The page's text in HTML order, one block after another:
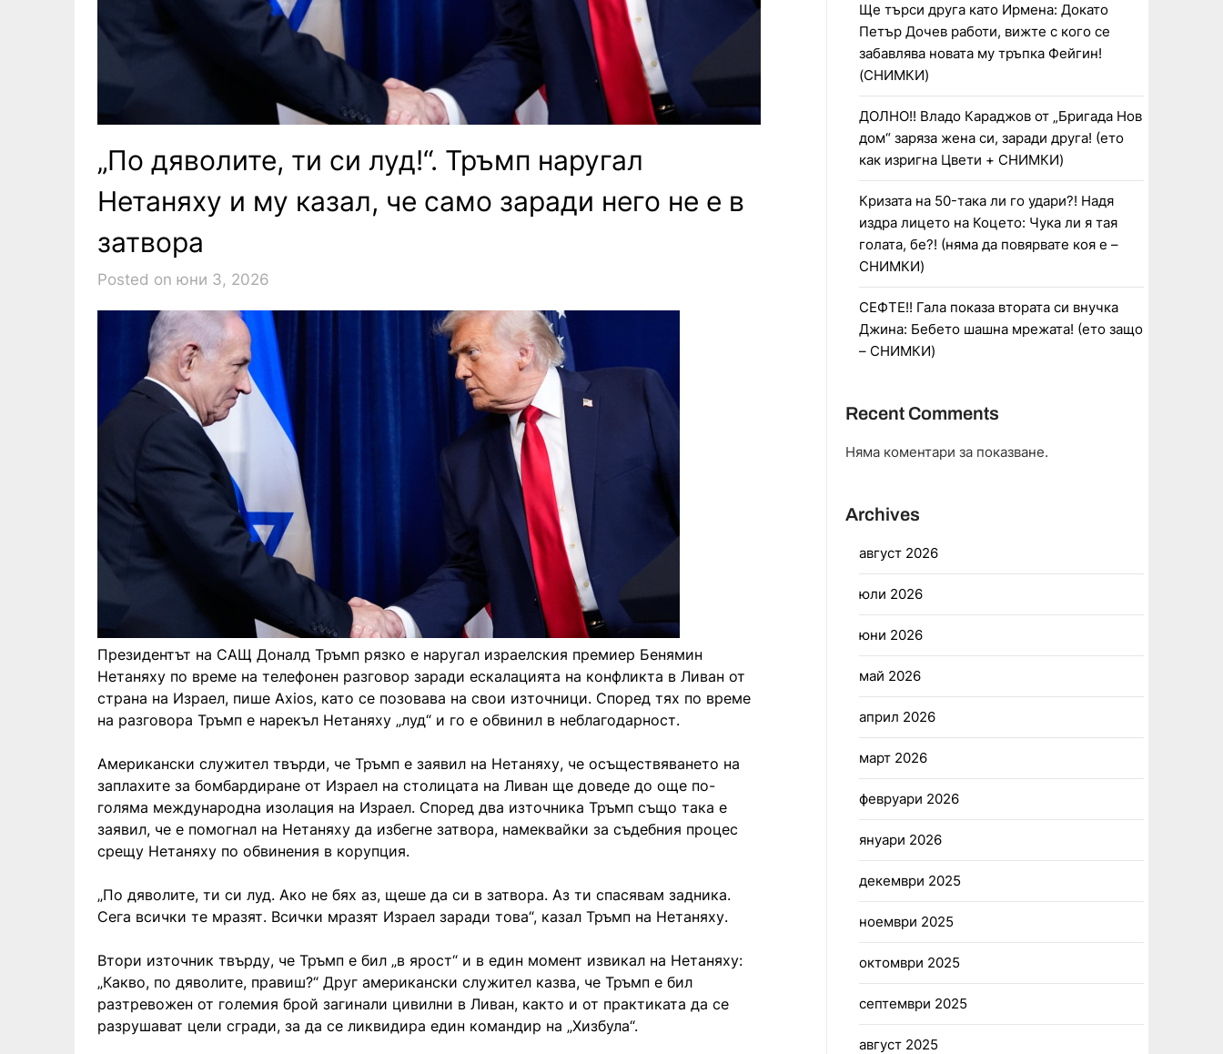
„По дяволите, ти си луд!“. Тръмп наругал
Нетаняху и му казал, че само заради него не е в
затвора
Posted on юни 3, 2026
Президентът на САЩ Доналд Тръмп рязко е наругал израелския премиер Бенямин
Нетаняху по време на телефонен разговор заради ескалацията на конфликта в Ливан от
страна на Израел, пише Axios, като се позовава на свои източници. Според тях по време
на разговора Тръмп е нарекъл Нетаняху „луд“ и го е обвинил в неблагодарност.
Американски служител твърди, че Тръмп е заявил на Нетаняху, че осъществяването на
заплахите за бомбардиране от Израел на столицата на Ливан ще доведе до още по-
голяма международна изолация на Израел. Според два източника Тръмп също така е
заявил, че е помогнал на Нетаняху да избегне затвора, намеквайки за съдебния процес
срещу Нетаняху по обвинения в корупция.
„По дяволите, ти си луд. Ако не бях аз, щеше да си в затвора. Аз ти спасявам задника.
Сега всички те мразят. Всички мразят Израел заради това“, казал Тръмп на Нетаняху.
Втори източник твърду, че Тръмп е бил „в ярост“ и в един момент извикал на Нетаняху:
„Какво, по дяволите, правиш?“ Друг американски служител казва, че Тръмп е бил
разтревожен от големия брой загинали цивилни в Ливан, както и от практиката да се
разрушават цели сгради, за да се ликвидира един командир на „Хизбула“.
Ще търси друга като Ирмена: Докато
Петър Дочев работи, вижте с кого се
забавлява новата му тръпка Фейгин!
(СНИМКИ)
ДОЛНО!! Владо Караджов от „Бригада Нов
дом“ заряза жена си, заради друга! (ето
как изригна Цвети + СНИМКИ)
Кризата на 50-така ли го удари?! Надя
издра лицето на Коцето: Чука ли я тая
голата, бе?! (няма да повярвате коя е –
СНИМКИ)
СЕФТЕ!! Гала показа втората си внучка
Джина: Бебето шашна мрежата! (ето защо
– СНИМКИ)
Recent Comments
Няма коментари за показване.
Archives
август 2026
юли 2026
юни 2026
май 2026
април 2026
март 2026
февруари 2026
януари 2026
декември 2025
ноември 2025
октомври 2025
септември 2025
август 2025